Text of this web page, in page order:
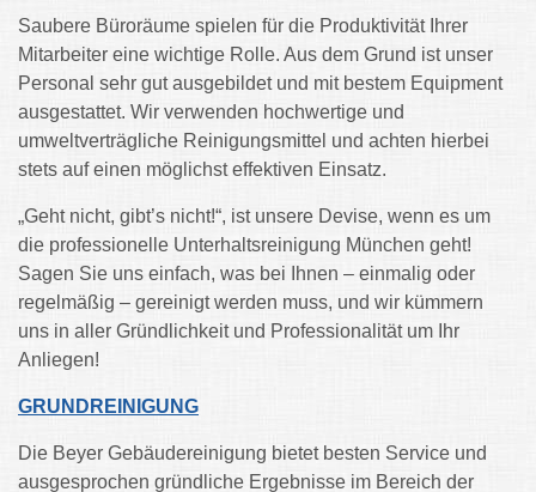
Saubere Büroräume spielen für die Produktivität Ihrer
Mitarbeiter eine wichtige Rolle. Aus dem Grund ist unser
Personal sehr gut ausgebildet und mit bestem Equipment
ausgestattet. Wir verwenden hochwertige und
umweltverträgliche Reinigungsmittel und achten hierbei
stets auf einen möglichst effektiven Einsatz.
„Geht nicht, gibt’s nicht!“, ist unsere Devise, wenn es um
die professionelle Unterhaltsreinigung München geht!
Sagen Sie uns einfach, was bei Ihnen – einmalig oder
regelmäßig – gereinigt werden muss, und wir kümmern
uns in aller Gründlichkeit und Professionalität um Ihr
Anliegen!
GRUNDREINIGUNG
Die Beyer Gebäudereinigung bietet besten Service und
ausgesprochen gründliche Ergebnisse im Bereich der